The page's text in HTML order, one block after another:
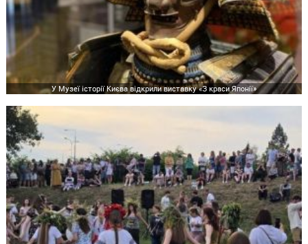
У Музеї історії Києва відкрили виставку «З краси Японії»